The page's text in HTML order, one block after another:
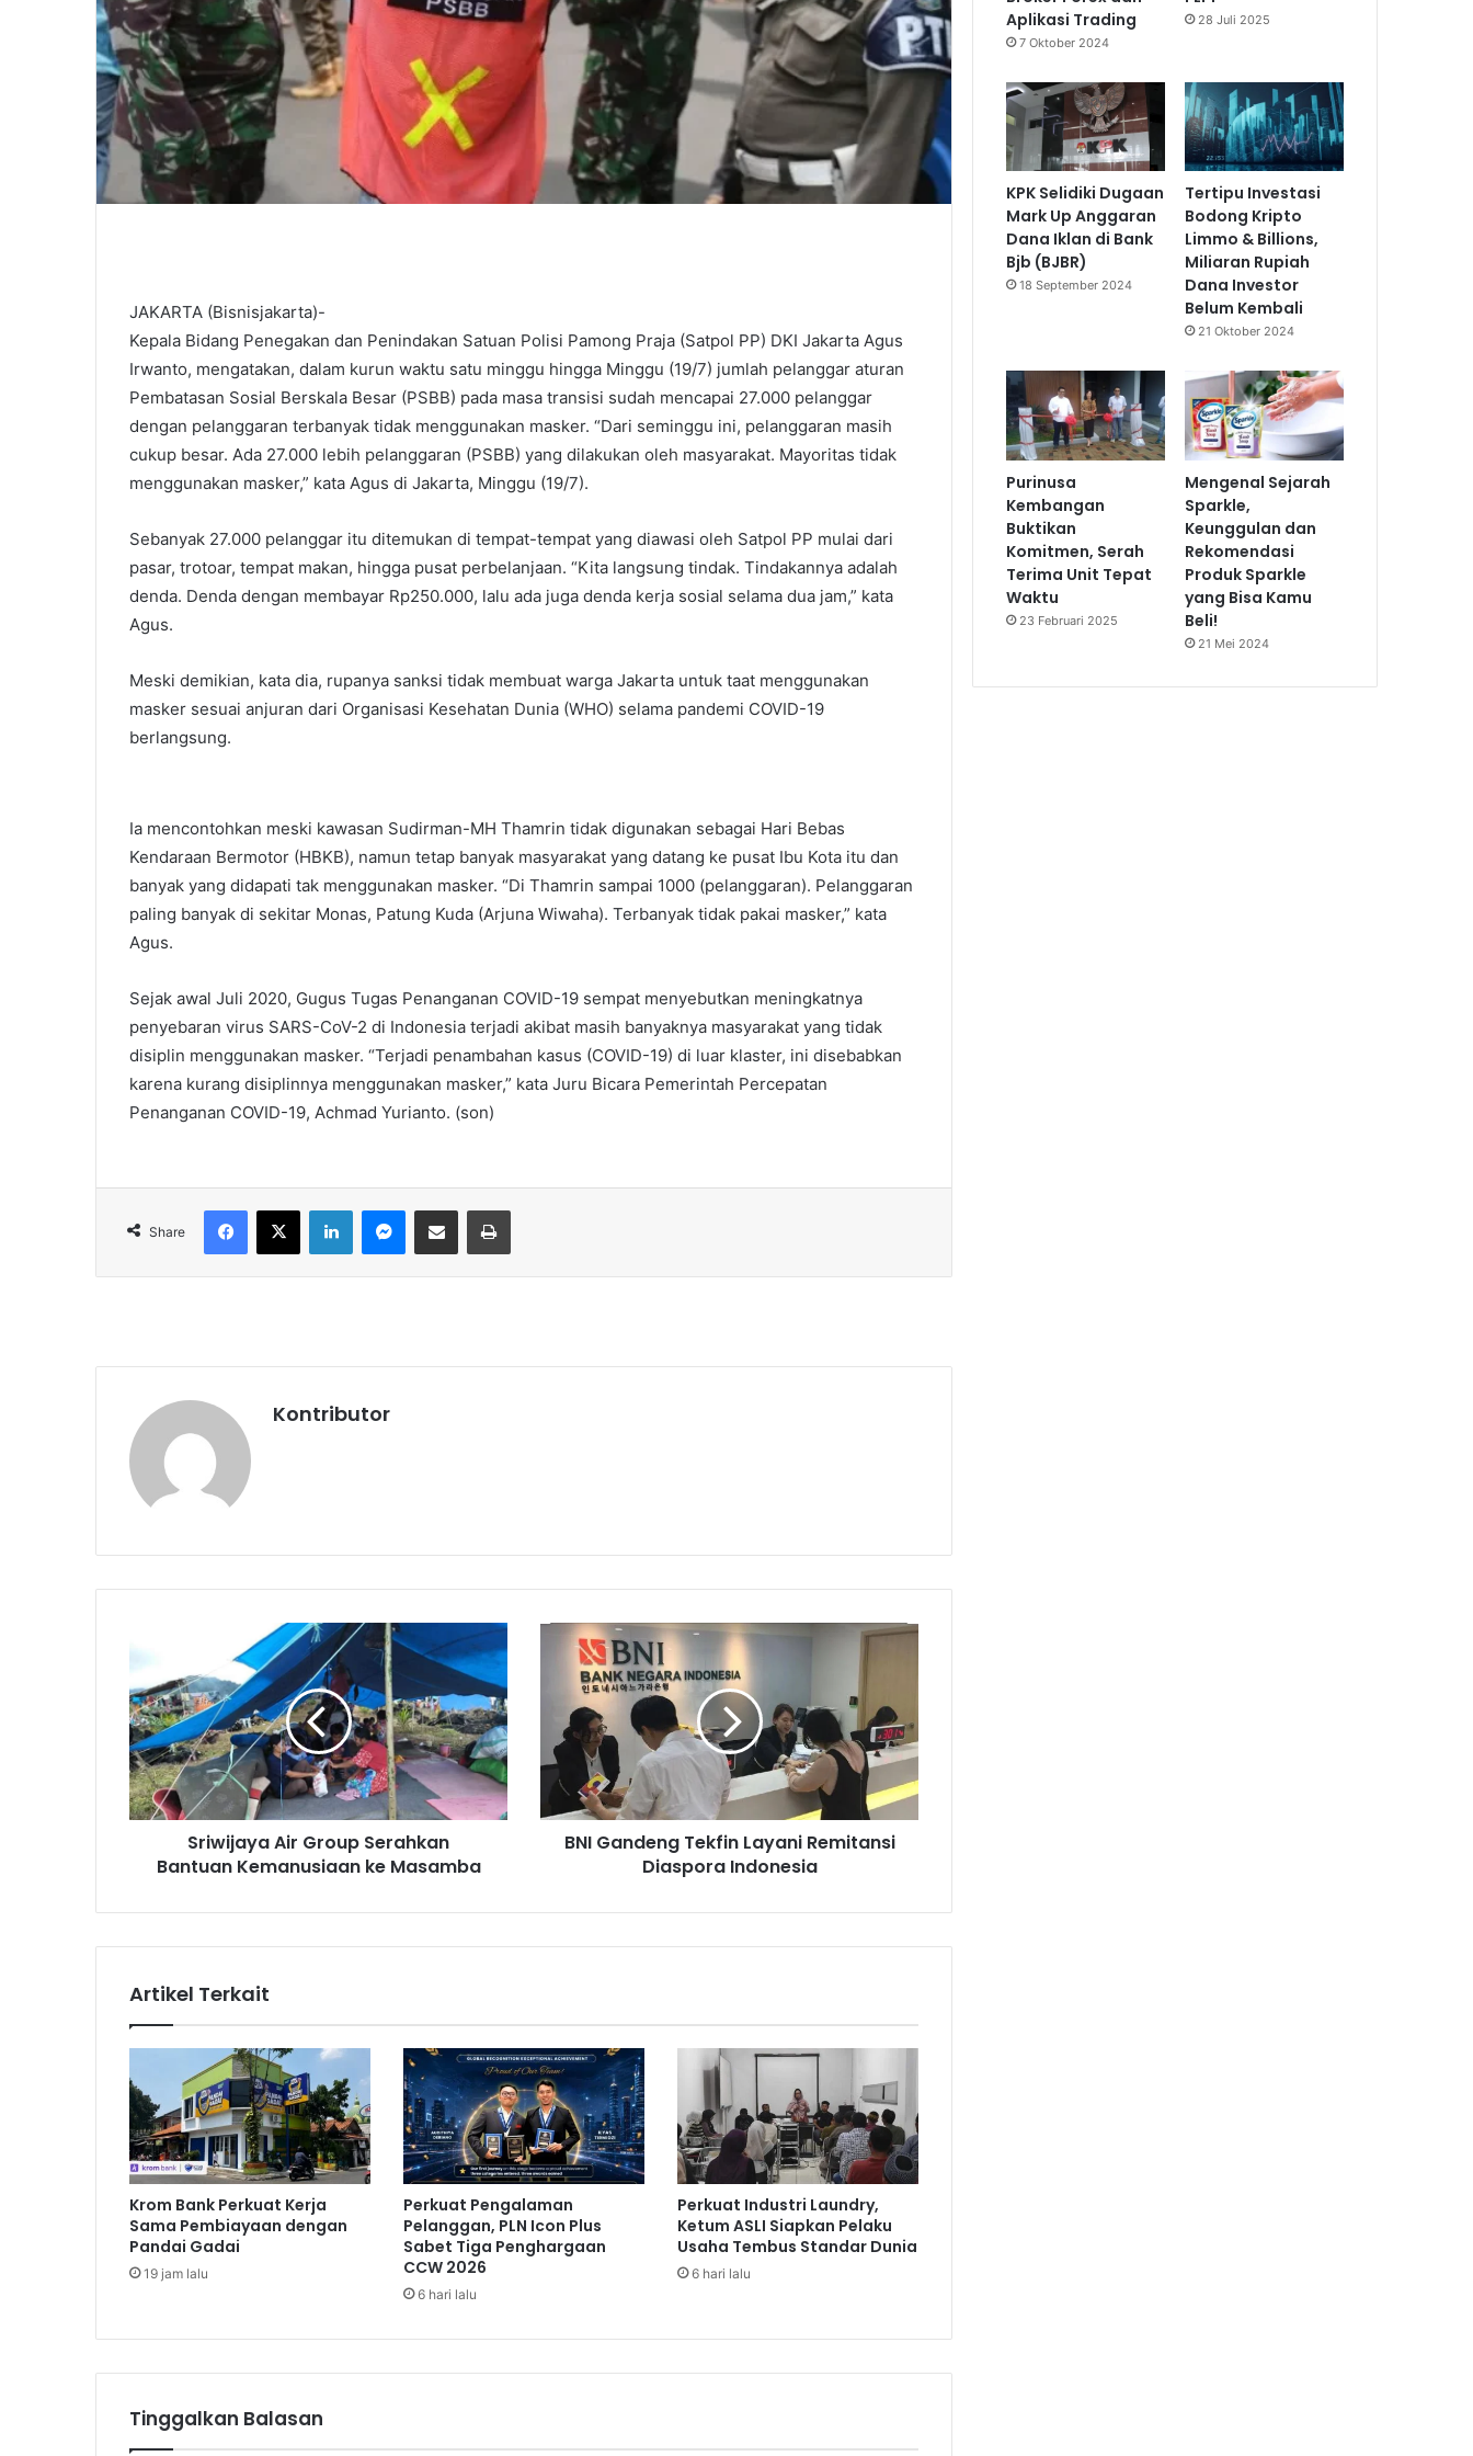
JAKARTA (Bisnisjakarta)-
Kepala Bidang Penegakan dan Penindakan Satuan Polisi Pamong Praja (Satpol PP) DKI Jakarta Agus
Irwanto, mengatakan, dalam kurun waktu satu minggu hingga Minggu (19/7) jumlah pelanggar aturan
Pembatasan Sosial Berskala Besar (PSBB) pada masa transisi sudah mencapai 27.000 pelanggar
dengan pelanggaran terbanyak tidak menggunakan masker. “Dari seminggu ini, pelanggaran masih
cukup besar. Ada 27.000 lebih pelanggaran (PSBB) yang dilakukan oleh masyarakat. Mayoritas tidak
menggunakan masker,” kata Agus di Jakarta, Minggu (19/7).
Sebanyak 27.000 pelanggar itu ditemukan di tempat-tempat yang diawasi oleh Satpol PP mulai dari
pasar, trotoar, tempat makan, hingga pusat perbelanjaan. “Kita langsung tindak. Tindakannya adalah
denda. Denda dengan membayar Rp250.000, lalu ada juga denda kerja sosial selama dua jam,” kata
Agus.
Meski demikian, kata dia, rupanya sanksi tidak membuat warga Jakarta untuk taat menggunakan
masker sesuai anjuran dari Organisasi Kesehatan Dunia (WHO) selama pandemi COVID-19
berlangsung.
Ia mencontohkan meski kawasan Sudirman-MH Thamrin tidak digunakan sebagai Hari Bebas
Kendaraan Bermotor (HBKB), namun tetap banyak masyarakat yang datang ke pusat Ibu Kota itu dan
banyak yang didapati tak menggunakan masker. “Di Thamrin sampai 1000 (pelanggaran). Pelanggaran
paling banyak di sekitar Monas, Patung Kuda (Arjuna Wiwaha). Terbanyak tidak pakai masker,” kata
Agus.
Sejak awal Juli 2020, Gugus Tugas Penanganan COVID-19 sempat menyebutkan meningkatnya
penyebaran virus SARS-CoV-2 di Indonesia terjadi akibat masih banyaknya masyarakat yang tidak
disiplin menggunakan masker. “Terjadi penambahan kasus (COVID-19) di luar klaster, ini disebabkan
karena kurang disiplinnya menggunakan masker,” kata Juru Bicara Pemerintah Percepatan
Penanganan COVID-19, Achmad Yurianto. (son)
Share
Kontributor
w
i
j
a
y
a
G
p
S
e
a
h
k
a
n
B
a
n
t
K
m
Sriwijaya Air Group Serahkan
Bantuan Kemanusiaan ke Masamba
d
n
k
a
y
a
n
i
R
e
m
i
t
a
i
BNI Gandeng Tekfin Layani Remitansi
Diaspora Indonesia
Artikel Terkait
Krom Bank Perkuat Kerja
Sama Pembiayaan dengan
Pandai Gadai
19 jam lalu
Perkuat Pengalaman
Pelanggan, PLN Icon Plus
Sabet Tiga Penghargaan
CCW 2026
6 hari lalu
Perkuat Industri Laundry,
Ketum ASLI Siapkan Pelaku
Usaha Tembus Standar Dunia
6 hari lalu
Tinggalkan Balasan
Aplikasi Trading
7 Oktober 2024
28 Juli 2025
KPK Selidiki Dugaan
Mark Up Anggaran
Dana Iklan di Bank
Bjb (BJBR)
18 September 2024
Tertipu Investasi
Bodong Kripto
Limmo & Billions,
Miliaran Rupiah
Dana Investor
Belum Kembali
21 Oktober 2024
Purinusa
Kembangan
Buktikan
Komitmen, Serah
Terima Unit Tepat
Waktu
23 Februari 2025
Mengenal Sejarah
Sparkle,
Keunggulan dan
Rekomendasi
Produk Sparkle
yang Bisa Kamu
Beli!
21 Mei 2024